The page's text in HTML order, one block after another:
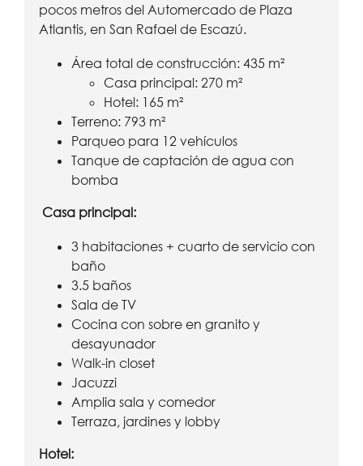
pocos metros del Automercado de Plaza
Atlantis, en San Rafael de Escazú.
Área total de construcción: 435 m²
Casa principal: 270 m²
Hotel: 165 m²
Terreno: 793 m²
Parqueo para 12 vehículos
Tanque de captación de agua con
bomba
Casa principal:
3 habitaciones + cuarto de servicio con
baño
3.5 baños
Sala de TV
Cocina con sobre en granito y
desayunador
Walk-in closet
Jacuzzi
Amplia sala y comedor
Terraza, jardines y lobby
Hotel: